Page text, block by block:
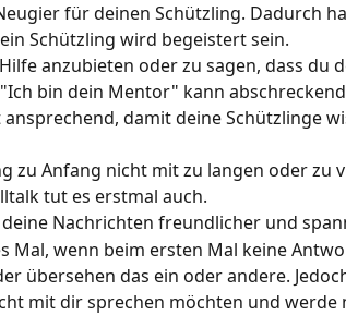
für deinen Schützling. Dadurch
Schützling wird begeistert sein.
anzubieten oder zu sagen, dass du
bin dein Mentor" kann
damit deine Schützlinge
zu Anfang nicht mit zu langen oder zu
tut es erstmal auch.
Nachrichten freundlicher und
Mal, wenn beim ersten Mal keine
übersehen das ein oder andere.
mit dir sprechen möchten und werde